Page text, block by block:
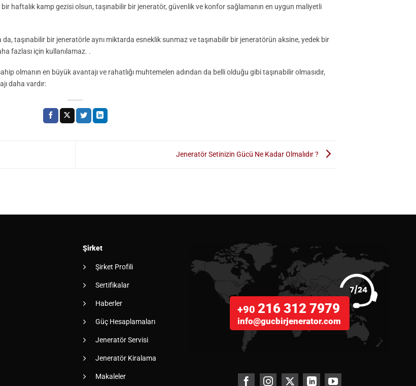
haftalık kamp gezisi olsun, taşınabilir bir jeneratör, güvenlik ve konfor sağlamanın en uygun maliyetli
taşınabilir bir jeneratörle aynı miktarda esneklik sunmaz ve taşınabilir bir jeneratörün aksine, yedek bir
fazlası için kullanılamaz. .
olmanın en büyük avantajı ve rahatlığı muhtemelen adından da belli olduğu gibi taşınabilir olmasıdır,
daha vardır:
Jeneratör Setinizin Gücü Ne Kadar Olmalıdır ?
Şirket
Şirket Profili
Sertifikalar
Haberler
Güç Hesaplamaları
Jeneratör Servisi
Jeneratör Kiralama
Makaleler
+90216 312 7979
info@gucbirjenerator.com